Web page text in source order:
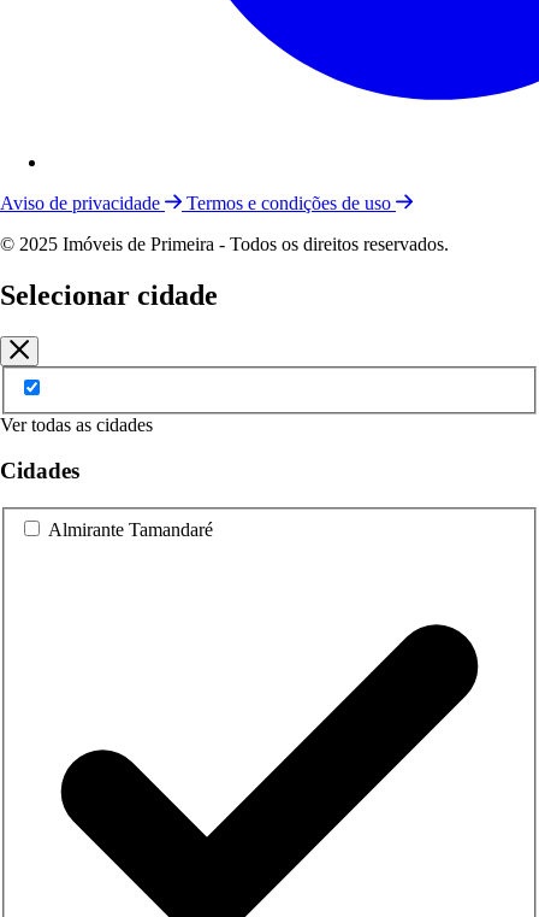
Aviso de privacidade
Termos e condições de uso
© 2025 Imóveis de Primeira - Todos os direitos reservados.
Selecionar cidade
Ver todas as cidades
Cidades
Almirante Tamandaré